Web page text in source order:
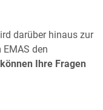
darüber hinaus zur
den
Ihre Fragen